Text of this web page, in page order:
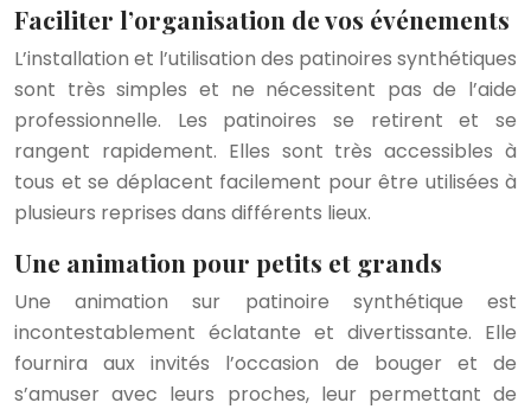
Faciliter l’organisation de vos événements
L’installation et l’utilisation des patinoires synthétiques
sont très simples et ne nécessitent pas de l’aide
professionnelle. Les patinoires se retirent et se
rangent rapidement. Elles sont très accessibles à
tous et se déplacent facilement pour être utilisées à
plusieurs reprises dans différents lieux.
Une animation pour petits et grands
Une animation sur patinoire synthétique est
incontestablement éclatante et divertissante. Elle
fournira aux invités l’occasion de bouger et de
s’amuser avec leurs proches, leur permettant de